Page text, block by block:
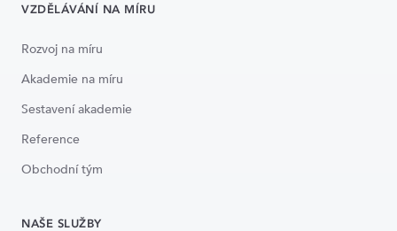
VZDĚLÁVÁNÍ NA MÍRU
Rozvoj na míru
Akademie na míru
Sestavení akademie
Reference
Obchodní tým
NAŠE SLUŽBY